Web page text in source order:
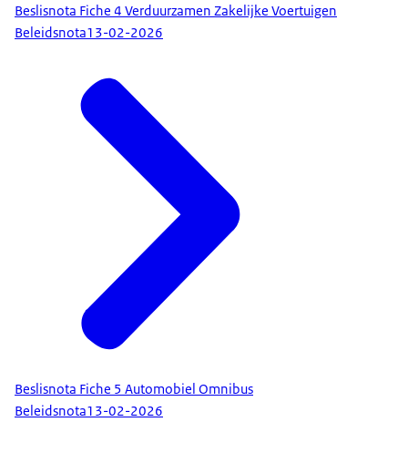
Beslisnota Fiche 4 Verduurzamen Zakelijke Voertuigen
Beleidsnota13-02-2026
Beslisnota Fiche 5 Automobiel Omnibus
Beleidsnota13-02-2026